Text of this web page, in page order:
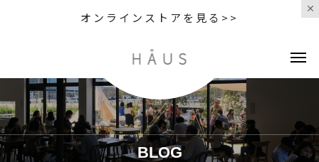
オンラインストアを見る>>
BLOG